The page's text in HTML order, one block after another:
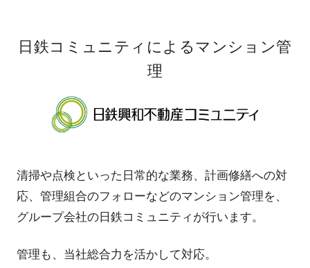
日鉄コミュニティによるマンション管
理
清掃や点検といった日常的な業務、計画修繕への対
応、管理組合のフォローなどのマンション管理を、
グループ会社の日鉄コミュニティが行います。
管理も、当社総合力を活かして対応。